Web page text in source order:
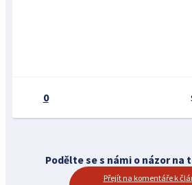
0
Podělte se s námi o názor
Přejít na komentáře k